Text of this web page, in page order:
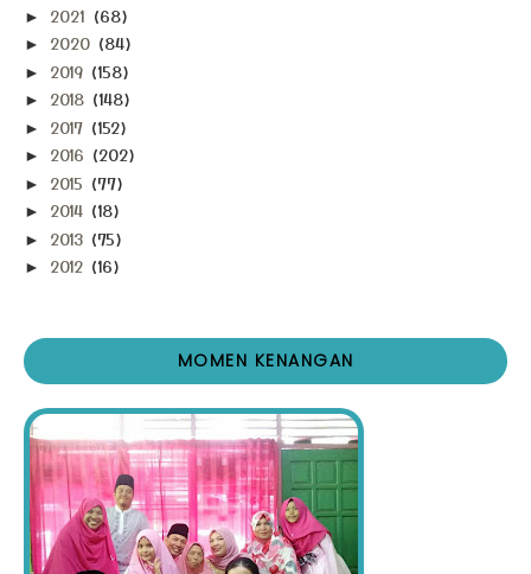
► 2021 (68)
► 2020 (84)
► 2019 (158)
► 2018 (148)
► 2017 (152)
► 2016 (202)
► 2015 (77)
► 2014 (18)
► 2013 (75)
► 2012 (16)
MOMEN KENANGAN